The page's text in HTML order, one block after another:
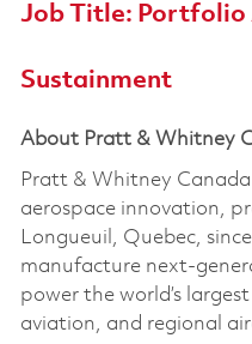
Job Title: Portfolio
Sustainment
About Pratt & Whitney
Pratt & Whitney
aerospace innovation,
Longueuil, Quebec,
manufacture next-
power the world’s
aviation, and regional